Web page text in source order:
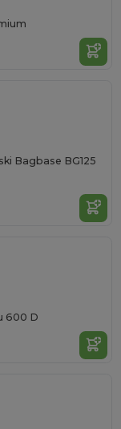
Bagbase BG125
600 D